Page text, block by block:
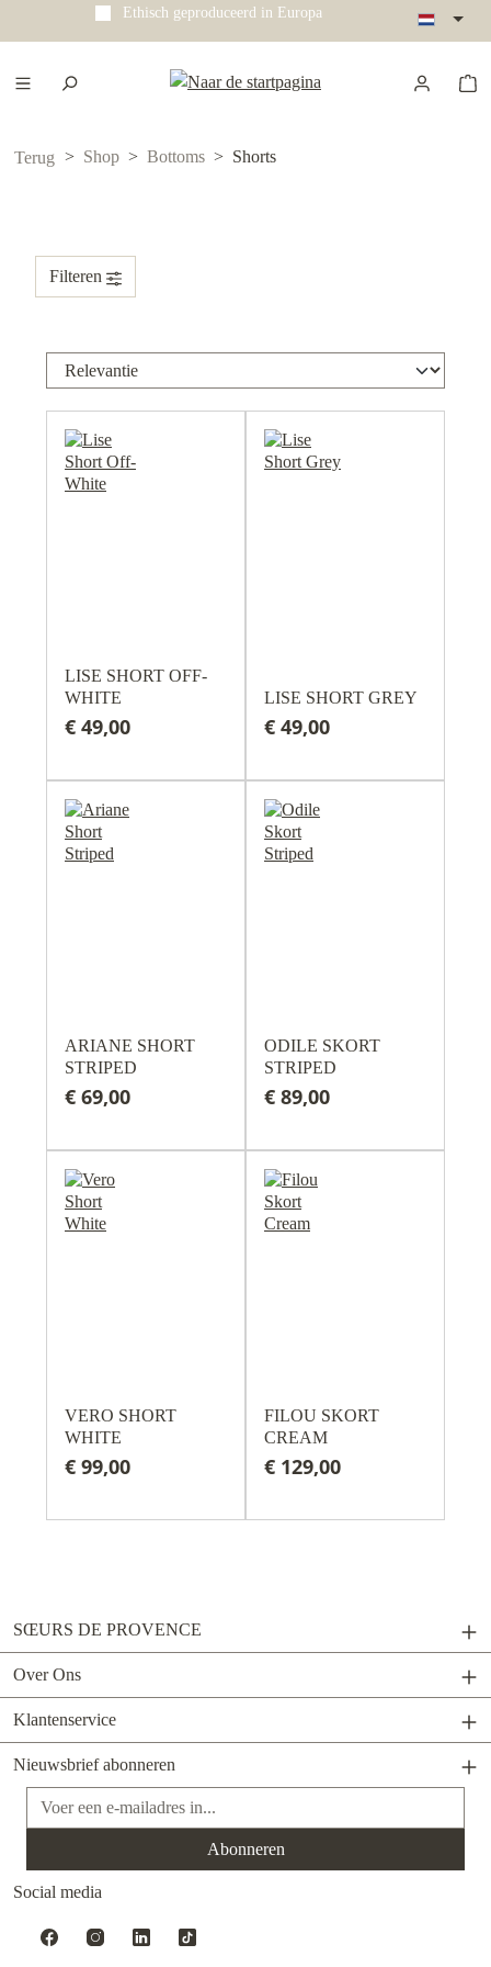
hoofdinhoud Ethisch geproduceerd in Europa
Terug Shop Bottoms Shorts
Filteren
LISE SHORT OFF-
WHITE
€ 49,00
LISE SHORT GREY
€ 49,00
ARIANE SHORT
STRIPED
€ 69,00
ODILE SKORT
STRIPED
€ 89,00
VERO SHORT
WHITE
€ 99,00
FILOU SKORT
CREAM
€ 129,00
SŒURS DE PROVENCE
Over Ons
Klantenservice
Nieuwsbrief abonneren
E-mailadres*
Abonneren
Social media